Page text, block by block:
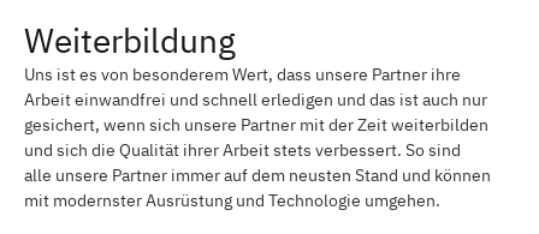
Weiterbildung
Uns ist es von besonderem Wert, dass unsere Partner ihre
Arbeit einwandfrei und schnell erledigen und das ist auch nur
gesichert, wenn sich unsere Partner mit der Zeit weiterbilden
und sich die Qualität ihrer Arbeit stets verbessert. So sind
alle unsere Partner immer auf dem neusten Stand und können
mit modernster Ausrüstung und Technologie umgehen.